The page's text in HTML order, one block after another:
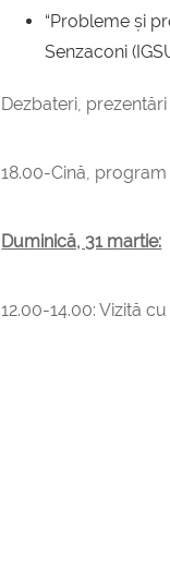
“Probleme și
Senzaconi
Dezbateri,
18.00-Cină,
Duminică, 31 martie:
12.00-14.00: Vizită